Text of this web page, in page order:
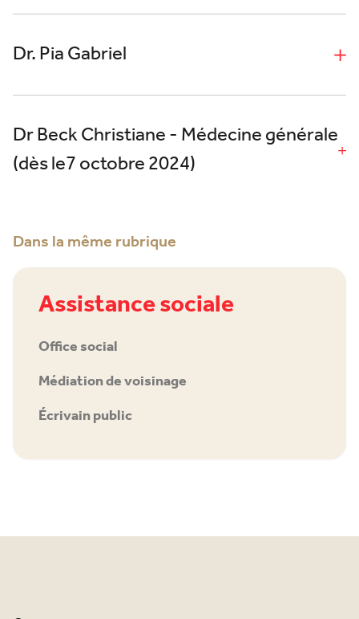
Dr. Pia Gabriel
Dr Beck Christiane - Médecine générale
(dès le7 octobre 2024)
Dans la même rubrique
Assistance sociale
Office social
Médiation de voisinage
Écrivain public